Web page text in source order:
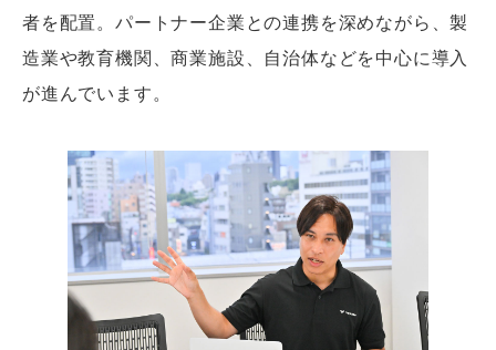
者を配置。パートナー企業との連携を深めながら、製
造業や教育機関、商業施設、自治体などを中心に導入
が進んでいます。